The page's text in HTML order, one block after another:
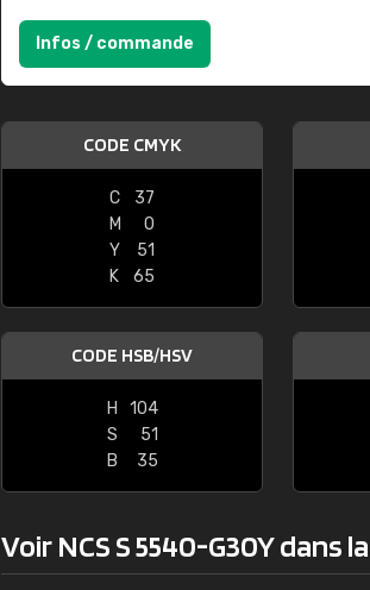
Infos / commande
CODE CMYK
C
37
M
0
Y
51
K
65
CODE HSB/HSV
H
104
S
51
B
35
Voir NCS S 5540-G30Y dans